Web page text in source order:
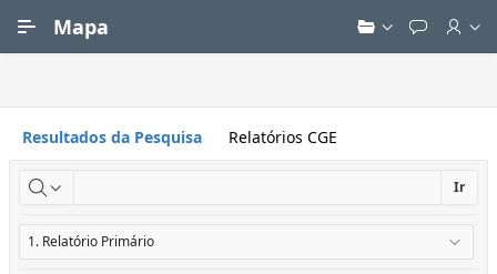
Mapa
Resultados da Pesquisa Relatórios CGE
Ir